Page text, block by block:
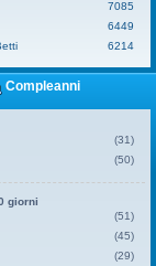
7085
6449
6214
Compleanni
(31)
(50)
giorni
(51)
(45)
(29)